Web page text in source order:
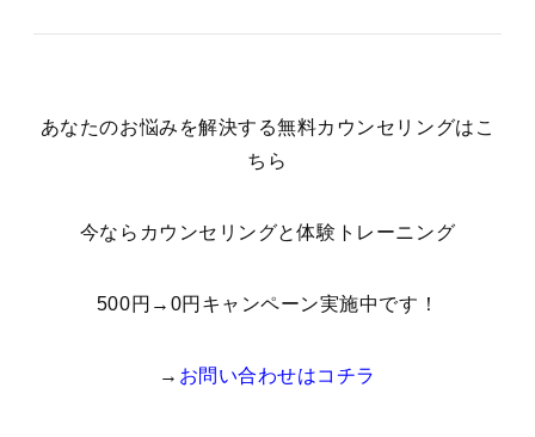
あなたのお悩みを解決する無料カウンセリングはこ
ちら
今ならカウンセリングと体験トレーニング
500円→0円キャンペーン実施中です！
→ お問い合わせはコチラ